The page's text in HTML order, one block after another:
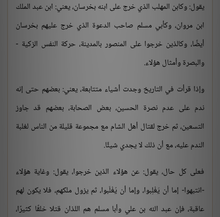
يقول: وكابن المهلب الذي خرج على ابنه بخرسان، يعني: ابن عبد الملك
ابن مروان، وكأبي مسلم صاحب الدعوة الذي خرج عليهم بخرسان
أيضًا، وكالذين خرجوا على المنصور بالمدينة، حركة النفس الزكية -
والبصرة وأمثال هؤلاء.
وإذا قرأت في التاريخ وجدت أشياء متتابعة، يعني: بعضهم حتى إنه
ندم على عدم نصرة الحسين، بعض الصحابة، بعضهم قد جاوز
التسعين، ثم خرج لقتال أهل الشام مع مجموعة قليلة من الناس لغلبة
الندم عليه، مع أن ذلك لا يجدي شيئًا.
فعلى كل حال، يقول: عن هؤلاء الذين خرجوا، يقول: وغاية هؤلاء
-انتبهوا- إما أن يَغْلِبوا، وإما أن يُغْلَبوا، ثم يزول ملكهم، فلا يكون لهم
عاقبة، فإن عبد الله بن علي وأبا مسلم هم اللذان قتلا خلقًا كثيرًا،